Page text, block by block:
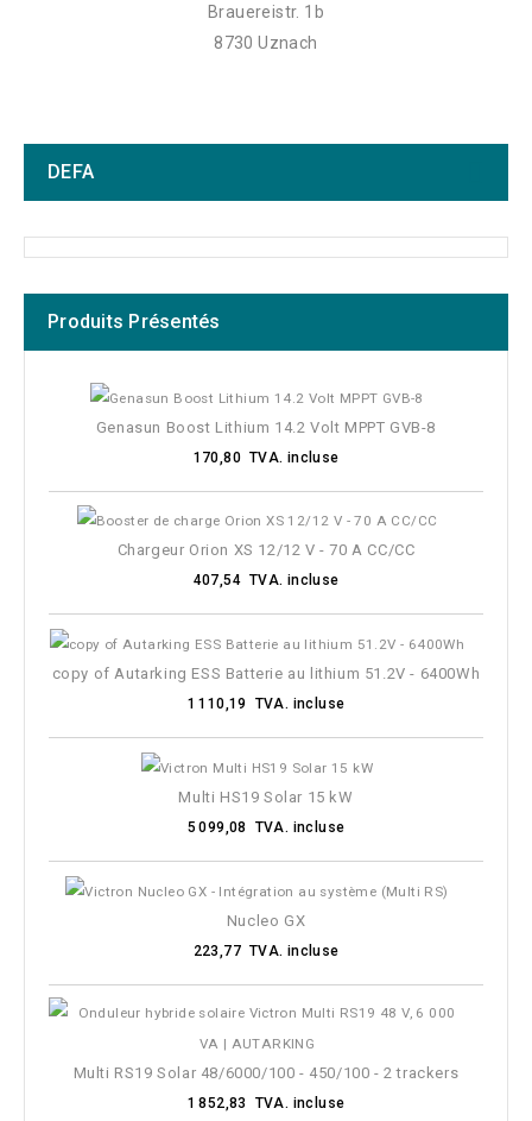
Brauereistr. 1b
8730 Uznach
DEFA
Raccords
Intensité du courant
Remarque
Produits Présentés
Genasun Boost Lithium 14.2 Volt MPPT GVB-8
170,80 TVA. incluse
Chargeur Orion XS 12/12 V - 70 A CC/CC
407,54 TVA. incluse
copy of Autarking ESS Batterie au lithium 51.2V - 6400Wh
1 110,19 TVA. incluse
Multi HS19 Solar 15 kW
5 099,08 TVA. incluse
Nucleo GX
223,77 TVA. incluse
Multi RS19 Solar 48/6000/100 - 450/100 - 2 trackers
1 852,83 TVA. incluse